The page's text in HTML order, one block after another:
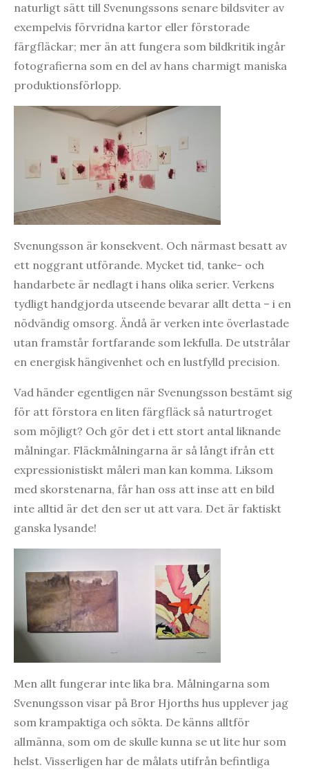
naturligt sätt till Svenungssons senare bildsviter av
exempelvis förvridna kartor eller förstorade
färgfläckar; mer än att fungera som bildkritik ingår
fotografierna som en del av hans charmigt maniska
produktionsförlopp.
Svenungsson är konsekvent. Och närmast besatt av
ett noggrant utförande. Mycket tid, tanke- och
handarbete är nedlagt i hans olika serier. Verkens
tydligt handgjorda utseende bevarar allt detta – i en
nödvändig omsorg. Ändå är verken inte överlastade
utan framstår fortfarande som lekfulla. De utstrålar
en energisk hängivenhet och en lustfylld precision.
Vad händer egentligen när Svenungsson bestämt sig
för att förstora en liten färgfläck så naturtroget
som möjligt? Och gör det i ett stort antal liknande
målningar. Fläckmålningarna är så långt ifrån ett
expressionistiskt måleri man kan komma. Liksom
med skorstenarna, får han oss att inse att en bild
inte alltid är det den ser ut att vara. Det är faktiskt
ganska lysande!
Men allt fungerar inte lika bra. Målningarna som
Svenungsson visar på Bror Hjorths hus upplever jag
som krampaktiga och sökta. De känns alltför
allmänna, som om de skulle kunna se ut lite hur som
helst. Visserligen har de målats utifrån befintliga